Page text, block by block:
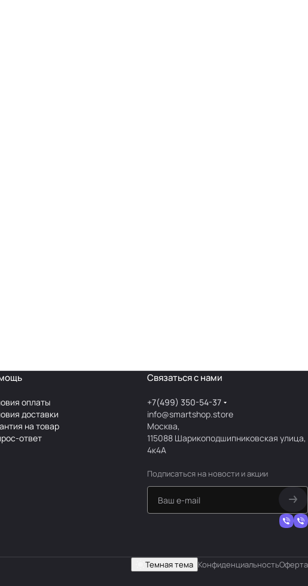
оплаты
доставки
на товар
ответ
Связаться с нами
+7(499) 350-54-37
info@smartshop.store
Москва,
115088 Шарикоподшипниковская улица,
4к4А
Подписаться на новости и акции
Темная тема КонфиденциальностьОферта